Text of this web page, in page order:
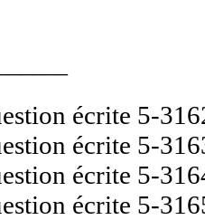
écrite 5-
écrite 5-
écrite 5-
écrite 5-